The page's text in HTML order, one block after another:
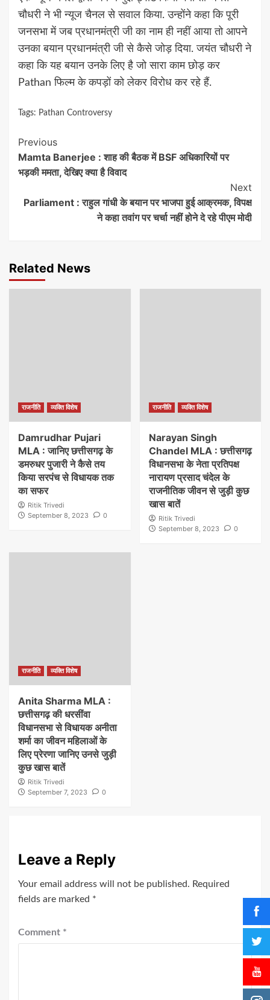
चौधरी ने भी न्यूज चैनल से सवाल किया. उन्होंने कहा कि पूरी
जनसभा में जब प्रधानमंत्री जी का नाम ही नहीं आया तो आपने
उनका बयान प्रधानमंत्री जी से कैसे जोड़ दिया. जयंत चौधरी ने
कहा कि यह बयान उनके लिए है जो सारा काम छोड़ कर
Pathan फिल्म के कपड़ों को लेकर विरोध कर रहे हैं.
Tags: Pathan Controversy
Continue
Reading
Previous
Mamta Banerjee : शाह की बैठक में BSF अधिकारियों पर
भड़की ममता, देखिए क्या है विवाद
Next
Parliament : राहुल गांधी के बयान पर भाजपा हुई आक्रमक, विपक्ष
ने कहा तवांग पर चर्चा नहीं होने दे रहे पीएम मोदी
Related News
राजनीति व्यक्ति विशेष
Damrudhar Pujari
MLA : जानिए छत्तीसगढ़ के
डमरुधर पुजारी ने कैसे तय
किया सरपंच से विधायक तक
का सफर
Ritik Trivedi
September 8, 2023
0
राजनीति व्यक्ति विशेष
Narayan Singh
Chandel MLA : छत्तीसगढ़
विधानसभा के नेता प्रतिपक्ष
नारायण प्रसाद चंदेल के
राजनीतिक जीवन से जुड़ी कुछ
खास बातें
Ritik Trivedi
September 8, 2023
0
राजनीति व्यक्ति विशेष
Anita Sharma MLA :
छत्तीसगढ़ की धरसींवा
विधानसभा से विधायक अनीता
शर्मा का जीवन महिलाओं के
लिए प्रेरणा जानिए उनसे जुड़ी
कुछ खास बातें
Ritik Trivedi
September 7, 2023
0
Leave a Reply
Your email address will not be published. Required
fields are marked *
Comment *